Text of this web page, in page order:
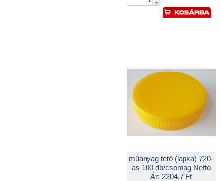
műanyag tető (lapka) 720-
as 100 db/csomag Nettó
Ár: 2204,7 Ft